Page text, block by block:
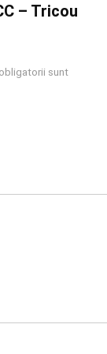
– Tricou
sunt